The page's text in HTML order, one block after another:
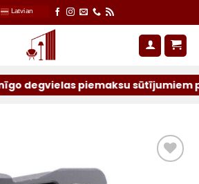
Latvian
piemaksu sūtījumiem par